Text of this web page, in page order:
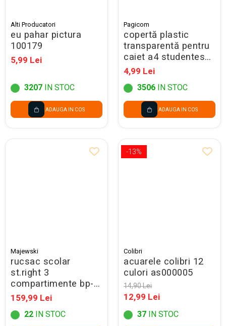
Alti Producatori
eu pahar pictura
100179
5,99 Lei
3207 IN STOC
ADAUGA IN COS
Pagicom
copertă plastic
transparentă pentru
caiet a4 studentesc
305x433 mm
4,99 Lei
3506 IN STOC
ADAUGA IN COS
Majewski
rucsac scolar
st.right 3
compartimente bp-
26 purrfect love
697104
159,99 Lei
22 IN STOC
-13%
Colibri
acuarele colibri 12
culori as000005
14,90 Lei
12,99 Lei
37 IN STOC